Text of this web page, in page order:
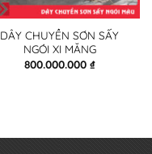
DÂY CHUYỀN SƠN SẤY
NGÓI XI MĂNG
800.000.000 ₫